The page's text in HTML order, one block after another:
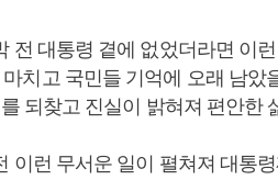
전 대통령 곁에 없었더라면 이
치고 국민들 기억에 오래 남았
되찾고 진실이 밝혀져 편안한
이런 무서운 일이 펼쳐져 대통